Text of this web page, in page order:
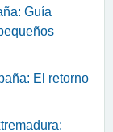
Guía
El retorno